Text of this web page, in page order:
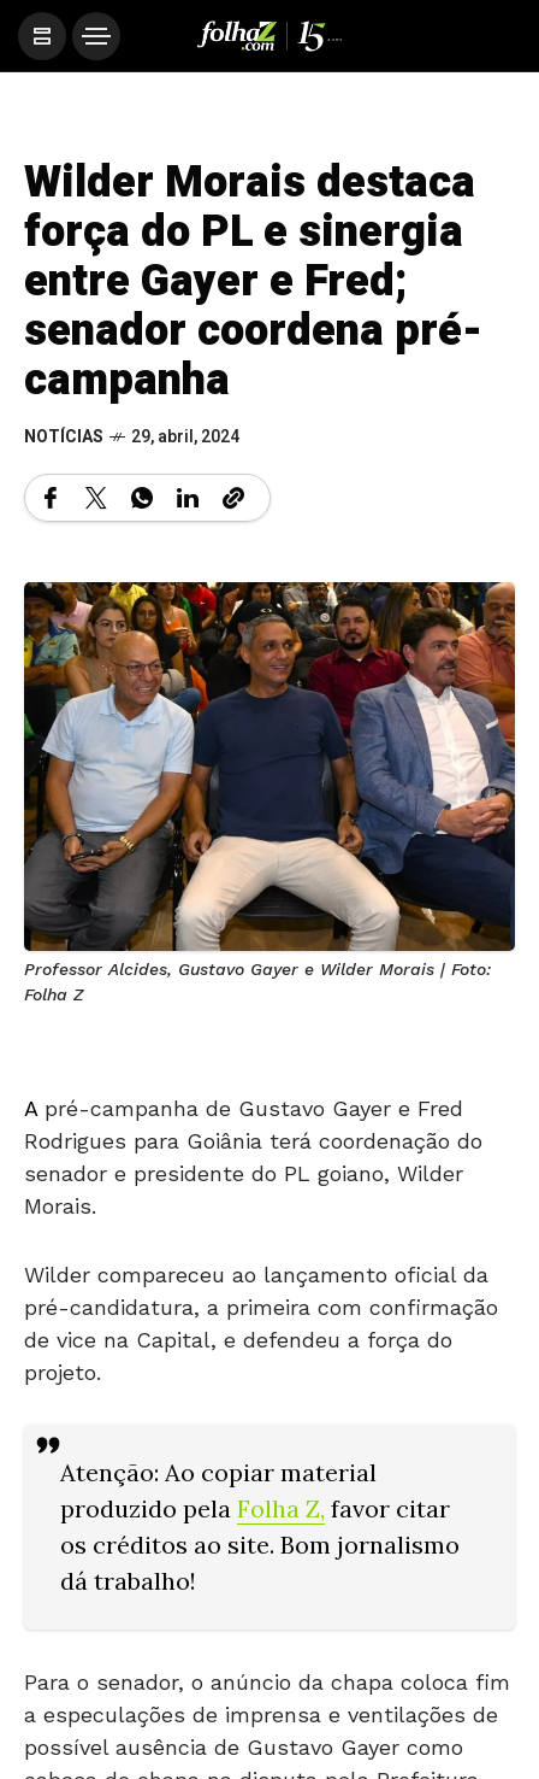
Wilder Morais destaca
força do PL e sinergia
entre Gayer e Fred;
senador coordena pré-
campanha
NOTÍCIAS 29, abril, 2024
Professor Alcides, Gustavo Gayer e Wilder Morais | Foto:
Folha Z
Apré-campanha de Gustavo Gayer e Fred
Rodrigues para Goiânia terá coordenação do
senador e presidente do PL goiano, Wilder
Morais.
Wilder compareceu ao lançamento oficial da
pré-candidatura, a primeira com confirmação
de vice na Capital, e defendeu a força do
projeto.
Atenção: Ao copiar material
produzido pela Folha Z, favor citar
os créditos ao site. Bom jornalismo
dá trabalho!
Para o senador, o anúncio da chapa coloca fim
a especulações de imprensa e ventilações de
possível ausência de Gustavo Gayer como